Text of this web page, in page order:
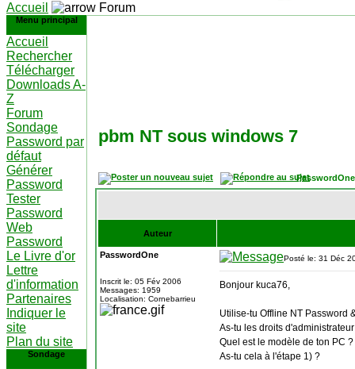
Accueil Forum
Menu principal
Accueil
Rechercher
Télécharger
Downloads A-
Z
Forum
Sondage
Password par
défaut
Générer
Password
Tester
Password
Web
Password
Le Livre d'or
Lettre
d'information
Partenaires
Indiquer le
site
Plan du site
Sondage
pbm NT sous windows 7
Auteur
PasswordOne
Inscrit le: 05 Fév 2006
Messages: 1959
Localisation: Cornebarrieu
Posté le: 31 Déc
Bonjour kuca76,
Utilise-tu Offline NT Password
As-tu les droits
Quel est le modèle de ton PC ?
As-tu cela à l'étape 1) ?